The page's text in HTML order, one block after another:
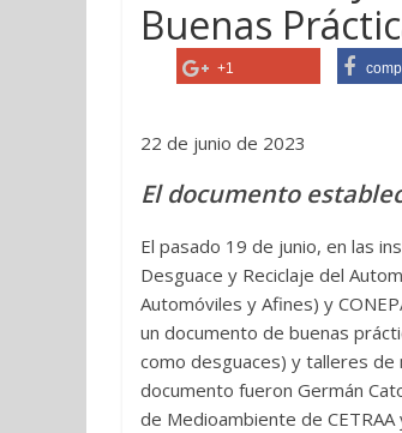
Buenas
+1
22 de junio de 2023
El documento
El pasado 19 de junio, en las
Desguace y Reciclaje del
Automóviles y Afines) y
un documento de buenas
como desguaces) y talleres
documento fueron Germán
de Medioambiente de